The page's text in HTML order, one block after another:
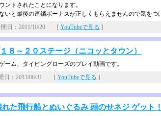
ントされたことになります。
いと最後の連鎖ボーナスが正しくもらえませんので気をつ
日：2011/10/20 [ YouTubeで見る ]
８～２０ステージ（ニコッとタウン）
ーム、タイピングローズのプレイ動画です。
日：2013/08/31 [ YouTubeで見る ]
た飛行船とぬいぐるみ 頭のせネジ ゲット！